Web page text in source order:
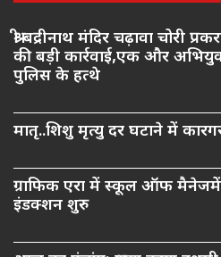
श्री बद्रीनाथ मंदिर चढ़ावा चोरी
की बड़ी कार्रवाई,एक और
पुलिस के हत्थे
मातृ..शिशु मृत्यु दर घटाने में
ग्राफिक एरा में स्कूल ऑफ
इंडक्शन शुरु